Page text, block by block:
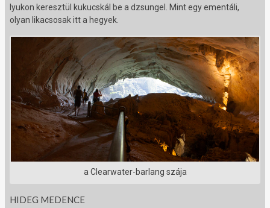
lyukon keresztül kukucskál be a dzsungel. Mint egy ementáli,
olyan likacsosak itt a hegyek.
a Clearwater-barlang szája
HIDEG MEDENCE